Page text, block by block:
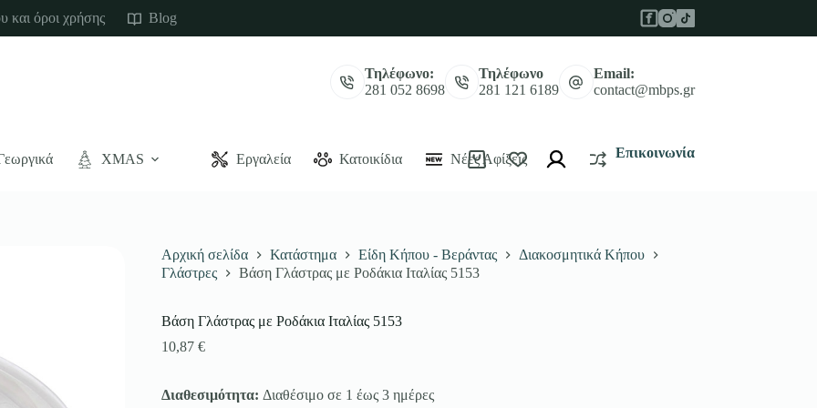
και όροι χρήσης Blog
Τηλέφωνο:
281 052 8698
Τηλέφωνο
281 121 6189
Email:
contact@mbps.gr
XMAS Εργαλεία Κατοικίδια Νέες Αφίξεις
Καλάθι
Επικοινωνία
Αρχική σελίδα Κατάστημα Είδη Κήπου - Βεράντας
Διακοσμητικά Κήπου
Γλάστρες
Βάση Γλάστρας με Ροδάκια Ιταλίας 5153
Βάση Γλάστρας με Ροδάκια Ιταλίας 5153
10,87 €
Διαθεσιμότητα: Διαθέσιμο σε 1 έως 3 ημέρες